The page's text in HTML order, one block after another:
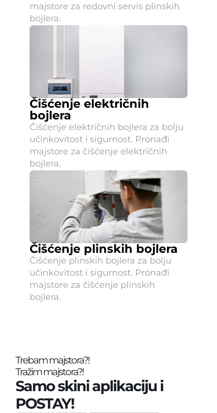
majstore za redovni servis plinskih
bojlera.
Čišćenje električnih
bojlera
Čišćenje električnih bojlera za bolju
učinkovitost i sigurnost. Pronađi
majstore za čišćenje električnih
bojlera.
Čišćenje plinskih bojlera
Čišćenje plinskih bojlera za bolju
učinkovitost i sigurnost. Pronađi
majstore za čišćenje plinskih
bojlera.
Trebam majstora?!
Tražim majstora?!
Samo skini aplikaciju i
POSTAY!